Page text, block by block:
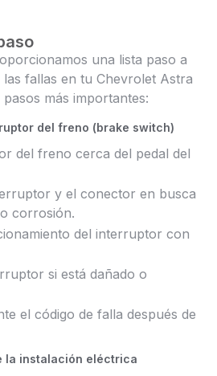
una lista paso a
fallas en tu Chevrolet Astra
más importantes:
del freno (brake switch)
del freno cerca del pedal del
y el conector en busca
corrosión.
del interruptor con
si está dañado o
el código de falla después de
la instalación eléctrica